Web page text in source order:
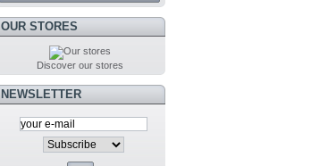
OUR STORES
Discover our stores
NEWSLETTER